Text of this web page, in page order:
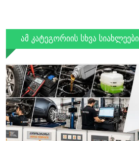
ამ კატეგორიის სხვა სიახლეები